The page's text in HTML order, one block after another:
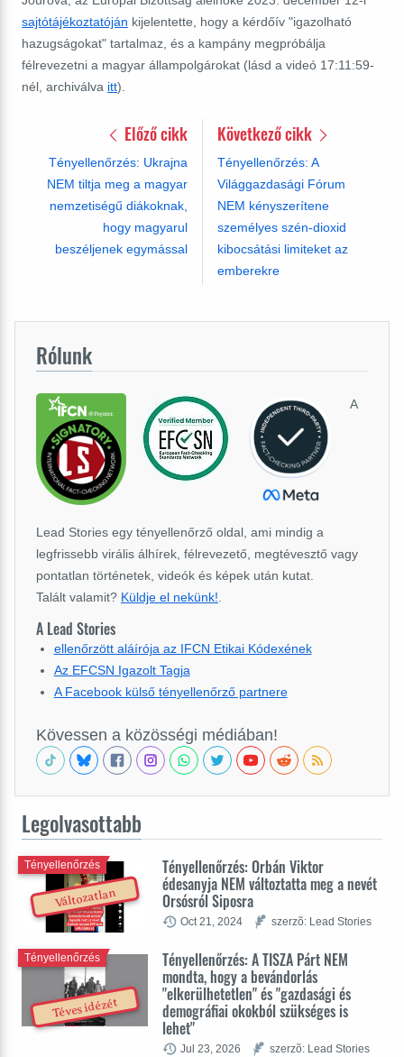
sajtótájékoztatóján kijelentette, hogy a kérdőív "igazolható
hazugságokat" tartalmaz, és a kampány megpróbálja
félrevezetni a magyar állampolgárokat (lásd a videó 17:11:59-
nél, archiválva itt).
Előző cikk
Tényellenőrzés: Ukrajna
NEM tiltja meg a magyar
nemzetiségű diákoknak,
hogy magyarul
beszéljenek egymással
Következő cikk
Tényellenőrzés: A
Világgazdasági Fórum
NEM kényszerítene
személyes szén-dioxid
kibocsátási limiteket az
emberekre
Rólunk
A
Lead Stories egy tényellenőrző oldal, ami mindig a
legfrissebb virális álhírek, félrevezető, megtévesztő vagy
pontatlan történetek, videók és képek után kutat.
Talált valamit? Küldje el nekünk!
A Lead Stories
ellenőrzött aláírója az IFCN Etikai Kódexének
Az EFCSN Igazolt Tagja
A Facebook külső tényellenőrző partnere
Kövessen a közösségi médiában!
Legolvasottabb
Változatlan
Tényellenőrzés: Orbán Viktor
édesanyja NEM változtatta meg a nevét
Orsósról Siposra
Tényellenőrzés
Oct 21, 2024 szerzõ: Lead Stories
Téves idézét
Tényellenőrzés: A TISZA Párt NEM
mondta, hogy a bevándorlás
"elkerülhetetlen" és "gazdasági és
demográfiai okokból szükséges is
lehet"
Tényellenőrzés
Jul 23, 2026 szerzõ: Lead Stories